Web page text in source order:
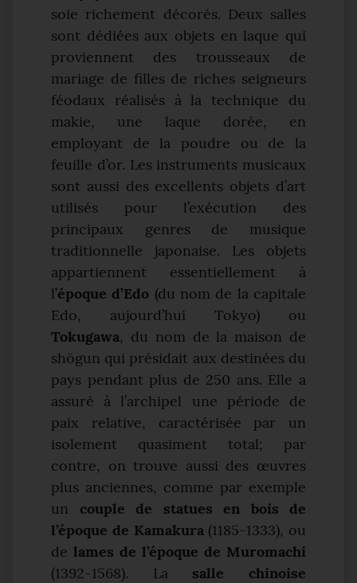
soie richement décorés. Deux salles
sont dédiées aux objets en laque qui
proviennent des trousseaux de
mariage de filles de riches seigneurs
féodaux réalisés à la technique du
makie, une laque dorée, en
employant de la poudre ou de la
feuille d’or. Les instruments musicaux
sont aussi des excellents objets d’art
utilisés pour l’exécution des
principaux genres de musique
traditionnelle japonaise. Les objets
appartiennent essentiellement à
l’époque d’Edo (du nom de la capitale
Edo, aujourd’hui Tokyo) ou
Tokugawa, du nom de la maison de
shōgun qui présidait aux destinées du
pays pendant plus de 250 ans. Elle a
assuré à l’archipel une période de
paix relative, caractérisée par un
isolement quasiment total; par
contre, on trouve aussi des œuvres
plus anciennes, comme par exemple
un couple de statues en bois de
l’époque de Kamakura(1185-1333), ou
de lames de l’époque de Muromachi
(1392-1568). La salle chinoise